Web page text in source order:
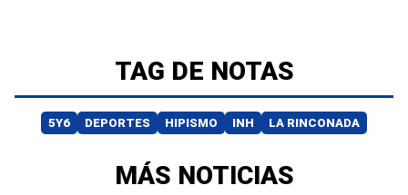
TAG DE NOTAS
5Y6 DEPORTES HIPISMO INH LA RINCONADA
MÁS NOTICIAS